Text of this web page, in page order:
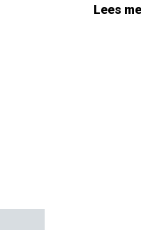
Lees